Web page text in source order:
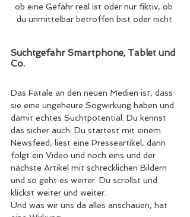
ob eine Gefahr real ist oder nur fiktiv, ob
du unmittelbar betroffen bist oder nicht.
Suchtgefahr Smartphone, Tablet und
Co.
Das Fatale an den neuen Medien ist, dass
sie eine ungeheure Sogwirkung haben und
damit echtes Suchtpotential. Du kennst
das sicher auch: Du startest mit einem
Newsfeed, liest eine Presseartikel, dann
folgt ein Video und noch eins und der
nächste Artikel mit schrecklichen Bildern
und so geht es weiter. Du scrollst und
klickst weiter und weiter.
Und was wir uns da alles anschauen, hat